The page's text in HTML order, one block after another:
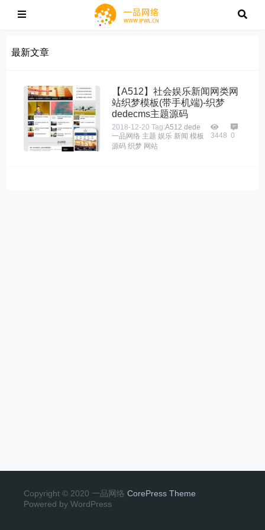
最新文章
【A512】社会娱乐新闻网类网
站织梦模板(带手机端)-织梦
dedecms主题源码
2018-12-20 Tag:A512 dede
一品网络 主题 娱乐 新闻 模板
源码 织梦 网站
3448 0
Copyright © 2020 一品网络 CorePress Theme
Powered by WordPress